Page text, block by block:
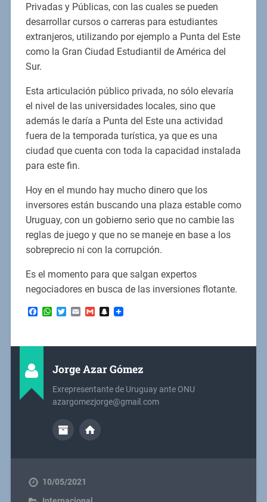
Privadas y Públicas, con las cuales se pueden
desarrollar cursos o carreras para estudiantes
extranjeros, utilizando por ejemplo a Punta del Este
como la Gran Ciudad Estudiantil de América del
Sur.
Esta articulación público privada, no sólo elevaría
el nivel de las universidades locales, sino que
además le daría a Punta del Este una actividad
fuera de la temporada turística, ya que es una
ciudad que cuenta con toda la capacidad instalada
para este fin.
Hoy en el mundo hay mucho dinero que los
inversores están buscando una plaza estable como
Uruguay, con un gobierno serio que no cambie las
reglas de juego y que no se maneje en base a los
sobreprecio ni con la corrupción.
Es el momento para que salgan expertos
negociadores en busca de las inversiones flotante.
Facebook
WhatsApp
Twitter
EmailGmailSnapchat
Jorge Azar Gómez
Exrepresentante de Uruguay ante ONU
azargomezjorge@gmail.com
10/05/2021